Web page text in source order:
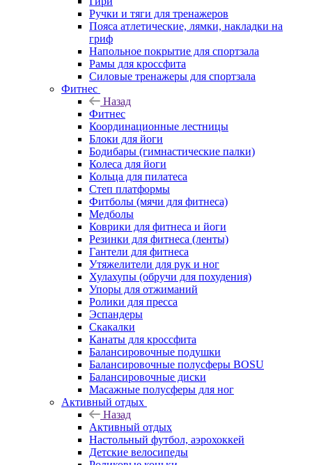
Ручки и тяги для тренажеров
Пояса атлетические, лямки, накладки на
гриф
Напольное покрытие для спортзала
Рамы для кроссфита
Силовые тренажеры для спортзала
Фитнес
Назад
Фитнес
Координационные лестницы
Блоки для йоги
Бодибары (гимнастические палки)
Колеса для йоги
Кольца для пилатеса
Степ платформы
Фитболы (мячи для фитнеса)
Медболы
Коврики для фитнеса и йоги
Резинки для фитнеса (ленты)
Гантели для фитнеса
Утяжелители для рук и ног
Хулахупы (обручи для похудения)
Упоры для отжиманий
Ролики для пресса
Эспандеры
Скакалки
Канаты для кроссфита
Балансировочные подушки
Балансировочные полусферы BOSU
Балансировочные диски
Масажные полусферы для ног
Активный отдых
Назад
Активный отдых
Настольный футбол, аэрохоккей
Детские велосипеды